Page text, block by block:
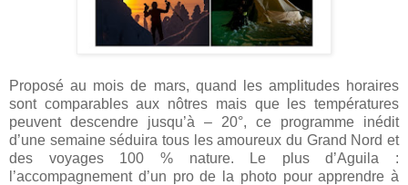
Proposé au mois de mars, quand les amplitudes horaires
sont comparables aux nôtres mais que les températures
peuvent descendre jusqu’à – 20°, ce programme inédit
d’une semaine séduira tous les amoureux du Grand Nord et
des voyages 100 % nature. Le plus d’Aguila :
l’accompagnement d’un pro de la photo pour apprendre à